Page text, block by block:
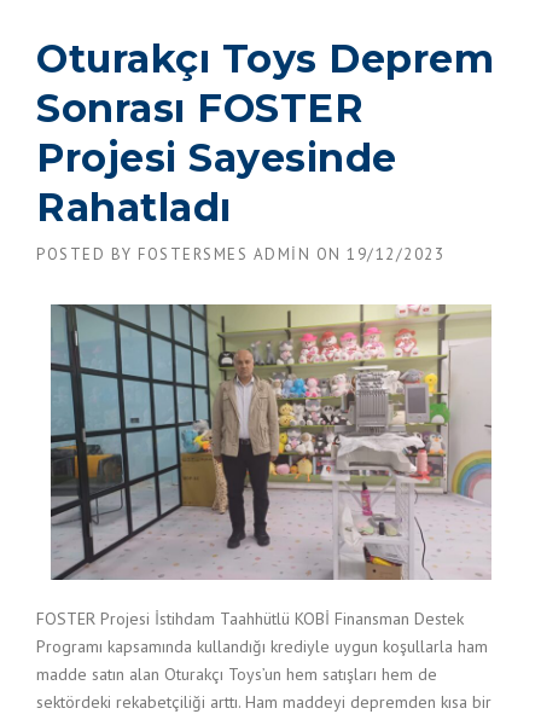
Oturakçı Toys Deprem
Sonrası FOSTER
Projesi Sayesinde
Rahatladı
POSTED BY FOSTERSMES ADMIN ON 19/12/2023
FOSTER Projesi İstihdam Taahhütlü KOBİ Finansman Destek
Programı kapsamında kullandığı krediyle uygun koşullarla ham
madde satın alan Oturakçı Toys’un hem satışları hem de
sektördeki rekabetçiliği arttı. Ham maddeyi depremden kısa bir